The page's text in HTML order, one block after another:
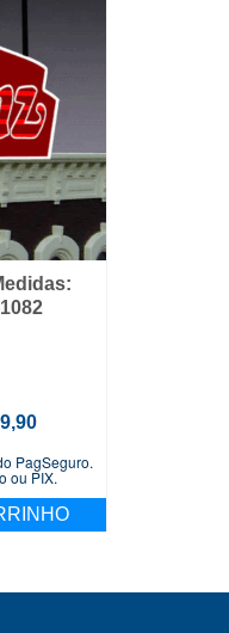
O
atual
R$ 299,90.
PagSeguro.
ou PIX.